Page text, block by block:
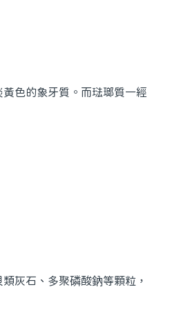
色的象牙質。而琺瑯質一經
灰石、多聚磷酸鈉等顆粒，